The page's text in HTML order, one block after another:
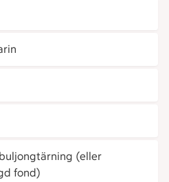
(eller
fond)